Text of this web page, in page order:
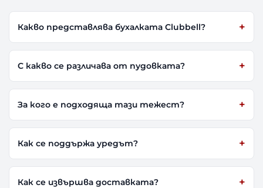
Какво представлява бухалката Clubbell?
С какво се различава от пудовката?
За кого е подходяща тази тежест?
Как се поддържа уредът?
Как се извършва доставката?